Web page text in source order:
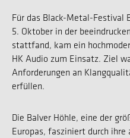
Für das Black-Metal-Festival
5. Oktober in der
stattfand, kam ein
HK Audio zum Einsatz. Ziel
Anforderungen an
erfüllen.
Die Balver Höhle, eine der
Europas, fasziniert durch